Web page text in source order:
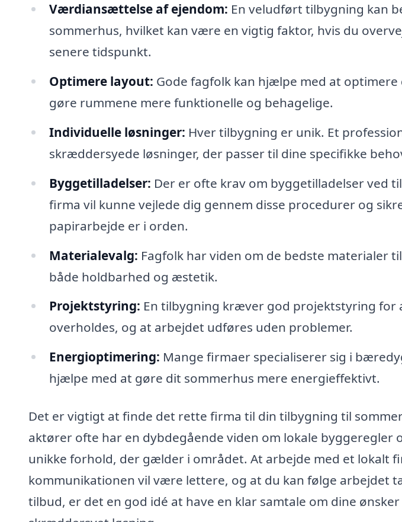
Værdiansættelse af ejendom: En veludført tilbygning kan
sommerhus, hvilket kan være en vigtig faktor, hvis du
senere tidspunkt.
Optimere layout: Gode fagfolk kan hjælpe med at
gøre rummene mere funktionelle og behagelige.
Individuelle løsninger: Hver tilbygning er unik. Et
skræddersyede løsninger, der passer til dine specifikke
Byggetilladelser: Der er ofte krav om byggetilladelser ved
firma vil kunne vejlede dig gennem disse procedurer og
papirarbejde er i orden.
Materialevalg: Fagfolk har viden om de bedste materialer
både holdbarhed og æstetik.
Projektstyring: En tilbygning kræver god projektstyring for
overholdes, og at arbejdet udføres uden problemer.
Energioptimering: Mange firmaer specialiserer sig i
hjælpe med at gøre dit sommerhus mere energieffektivt.
Det er vigtigt at finde det rette firma til din tilbygning til
aktører ofte har en dybdegående viden om lokale byggeregler
unikke forhold, der gælder i området. At arbejde med et lokalt
kommunikationen vil være lettere, og at du kan følge arbejdet
tilbud, er det en god idé at have en klar samtale om dine